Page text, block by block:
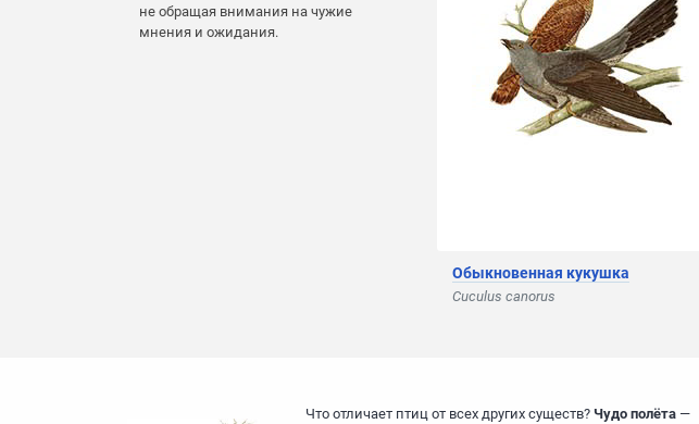
не обращая внимания на чужие
мнения и ожидания.
Обыкновенная кукушка
Cuculus canorus
Что отличает птиц от всех других существ? Чудо полёта —